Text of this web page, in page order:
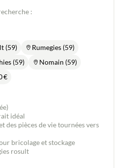
VMC. Cage d'escalier spacieuse
(pétanque, volley-ball).
avec un accès forêt à 350m.
Supermarché + essence à
et ses commerces à 5 mn
à 10 mn en voiture ou 20 mn en
:
(59)
Rumegies (59)
(59)
Nomain (59)
€
idéal
des pièces de vie tournées vers
bricolage et stockage
rosult